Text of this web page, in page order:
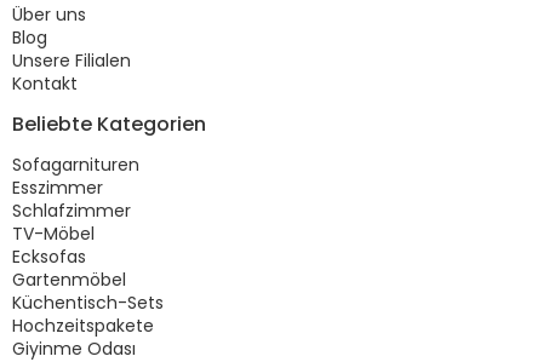
Über uns
Blog
Unsere Filialen
Kontakt
Beliebte Kategorien
Sofagarnituren
Esszimmer
Schlafzimmer
TV-Möbel
Ecksofas
Gartenmöbel
Küchentisch-Sets
Hochzeitspakete
Giyinme Odası